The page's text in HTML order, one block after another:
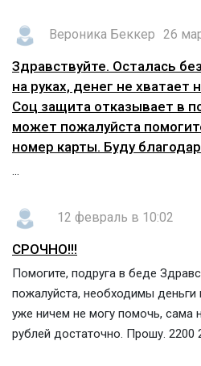
Вероника Беккер 26
Здравствуйте. Осталась
на руках, денег не хватает
Соц защита отказывает в
может пожалуйста
номер карты. Буду
...
12 февраль в 10:02
СРОЧНО!!!
Помогите, подруга в беде
пожалуйста, необходимы деньги
уже ничем не могу помочь, сама
рублей достаточно. Прошу. 2200